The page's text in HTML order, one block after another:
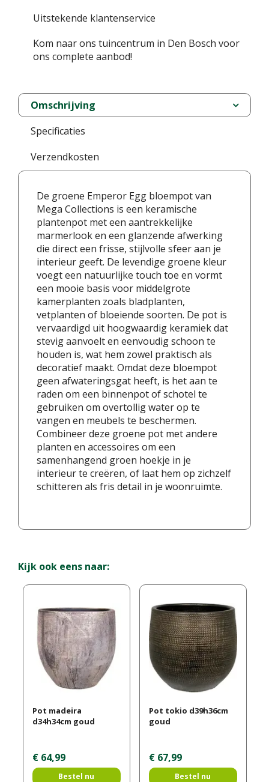
Uitstekende klantenservice
Kom naar ons tuincentrum in Den Bosch voor
ons complete aanbod!
Omschrijving
Specificaties
Verzendkosten
De groene Emperor Egg bloempot van
Mega Collections is een keramische
plantenpot met een aantrekkelijke
marmerlook en een glanzende afwerking
die direct een frisse, stijlvolle sfeer aan je
interieur geeft. De levendige groene kleur
voegt een natuurlijke touch toe en vormt
een mooie basis voor middelgrote
kamerplanten zoals bladplanten,
vetplanten of bloeiende soorten. De pot is
vervaardigd uit hoogwaardig keramiek dat
stevig aanvoelt en eenvoudig schoon te
houden is, wat hem zowel praktisch als
decoratief maakt. Omdat deze bloempot
geen afwateringsgat heeft, is het aan te
raden om een binnenpot of schotel te
gebruiken om overtollig water op te
vangen en meubels te beschermen.
Combineer deze groene pot met andere
planten en accessoires om een
samenhangend groen hoekje in je
interieur te creëren, of laat hem op zichzelf
schitteren als fris detail in je woonruimte.
Kijk ook eens naar:
Pot madeira
d34h34cm goud
€ 64,99
Bestel nu
Pot tokio d39h36cm
goud
€ 67,99
Bestel nu